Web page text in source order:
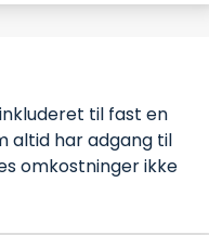
til fast en
altid har adgang til
omkostninger ikke